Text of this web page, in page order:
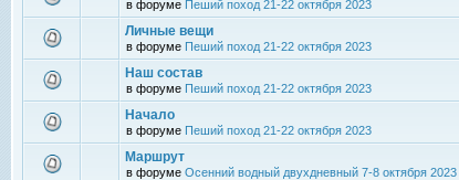
в форуме Пеший поход 21-22 октября 2023
Личные вещи
в форуме Пеший поход 21-22 октября 2023
Наш состав
в форуме Пеший поход 21-22 октября 2023
Начало
в форуме Пеший поход 21-22 октября 2023
Маршрут
в форуме Осенний водный двухдневный 7-8 октября 2023